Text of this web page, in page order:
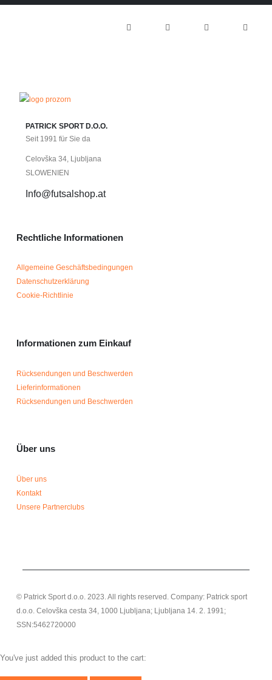
PATRICK SPORT D.O.O.
Seit 1991 für Sie da
Celovška 34, Ljubljana
SLOWENIEN
Info@futsalshop.at
Rechtliche Informationen
Allgemeine Geschäftsbedingungen
Datenschutzerklärung
Cookie-Richtlinie
Informationen zum Einkauf
Rücksendungen und Beschwerden
Lieferinformationen
Rücksendungen und Beschwerden
Über uns
Über uns
Kontakt
Unsere Partnerclubs
© Patrick Sport d.o.o. 2023. All rights reserved. Company: Patrick sport
d.o.o. Celovška cesta 34, 1000 Ljubljana; Ljubljana 14. 2. 1991;
SSN:5462720000
You've just added this product to the cart: